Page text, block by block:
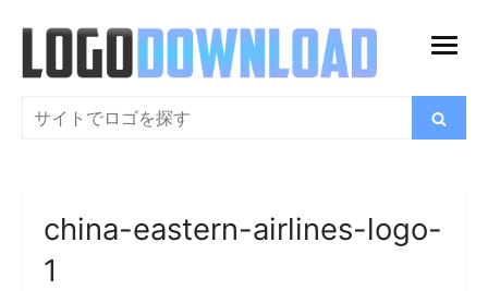
テ
メ
ュ
検
検
索
china-eastern-airlines-logo-
1